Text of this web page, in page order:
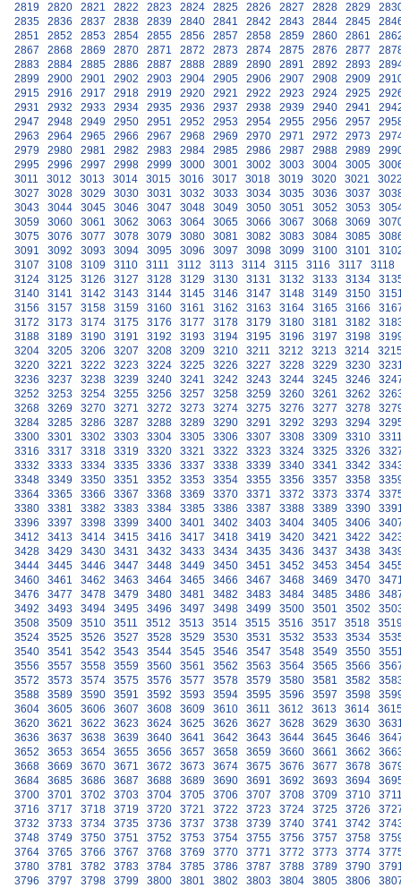
2819
2820 2821 2822 2823 2824 2825 2826 2827 2828 2829
2835
2836 2837 2838 2839 2840 2841 2842 2843 2844 2845
2851
2852 2853 2854 2855 2856 2857 2858 2859 2860 2861
2867
2868 2869 2870 2871 2872 2873 2874 2875 2876 2877
2883
2884 2885 2886 2887 2888 2889 2890 2891 2892 2893
2899
2900 2901 2902 2903 2904 2905 2906 2907 2908 2909
2915
2916 2917 2918 2919 2920 2921 2922 2923 2924 2925
2931
2932 2933 2934 2935 2936 2937 2938 2939 2940 2941
2947
2948 2949 2950 2951 2952 2953 2954 2955 2956 2957
2963
2964 2965 2966 2967 2968 2969 2970 2971 2972 2973
2979
2980 2981 2982 2983 2984 2985 2986 2987 2988 2989
2995
2996 2997 2998 2999 3000 3001 3002 3003 3004 3005
3011
3012 3013 3014 3015 3016 3017 3018 3019 3020 3021
3027
3028 3029 3030 3031 3032 3033 3034 3035 3036 3037
3043
3044 3045 3046 3047 3048 3049 3050 3051 3052 3053
3059
3060 3061 3062 3063 3064 3065 3066 3067 3068 3069
3075
3076 3077 3078 3079 3080 3081 3082 3083 3084 3085
3091
3092 3093 3094 3095 3096 3097 3098 3099 3100 3101
3107
3108 3109 3110 3111 3112 3113 3114 3115 3116 3117
3118
3124
3125 3126 3127 3128 3129 3130 3131 3132 3133 3134
3140
3141 3142 3143 3144 3145 3146 3147 3148 3149 3150
3156
3157 3158 3159 3160 3161 3162 3163 3164 3165 3166
3172
3173 3174 3175 3176 3177 3178 3179 3180 3181 3182
3188
3189 3190 3191 3192 3193 3194 3195 3196 3197 3198
3204
3205 3206 3207 3208 3209 3210 3211 3212 3213 3214
3220
3221 3222 3223 3224 3225 3226 3227 3228 3229 3230
3236
3237 3238 3239 3240 3241 3242 3243 3244 3245 3246
3252
3253 3254 3255 3256 3257 3258 3259 3260 3261 3262
3268
3269 3270 3271 3272 3273 3274 3275 3276 3277 3278
3284
3285 3286 3287 3288 3289 3290 3291 3292 3293 3294
3300
3301 3302 3303 3304 3305 3306 3307 3308 3309 3310
3316
3317 3318 3319 3320 3321 3322 3323 3324 3325 3326
3332
3333 3334 3335 3336 3337 3338 3339 3340 3341 3342
3348
3349 3350 3351 3352 3353 3354 3355 3356 3357 3358
3364
3365 3366 3367 3368 3369 3370 3371 3372 3373 3374
3380
3381 3382 3383 3384 3385 3386 3387 3388 3389 3390
3396
3397 3398 3399 3400 3401 3402 3403 3404 3405 3406
3412
3413 3414 3415 3416 3417 3418 3419 3420 3421 3422
3428
3429 3430 3431 3432 3433 3434 3435 3436 3437 3438
3444
3445 3446 3447 3448 3449 3450 3451 3452 3453 3454
3460
3461 3462 3463 3464 3465 3466 3467 3468 3469 3470
3476
3477 3478 3479 3480 3481 3482 3483 3484 3485 3486
3492
3493 3494 3495 3496 3497 3498 3499 3500 3501 3502
3508
3509 3510 3511 3512 3513 3514 3515 3516 3517 3518
3524
3525 3526 3527 3528 3529 3530 3531 3532 3533 3534
3540
3541 3542 3543 3544 3545 3546 3547 3548 3549 3550
3556
3557 3558 3559 3560 3561 3562 3563 3564 3565 3566
3572
3573 3574 3575 3576 3577 3578 3579 3580 3581 3582
3588
3589 3590 3591 3592 3593 3594 3595 3596 3597 3598
3604
3605 3606 3607 3608 3609 3610 3611 3612 3613 3614
3620
3621 3622 3623 3624 3625 3626 3627 3628 3629 3630
3636
3637 3638 3639 3640 3641 3642 3643 3644 3645 3646
3652
3653 3654 3655 3656 3657 3658 3659 3660 3661 3662
3668
3669 3670 3671 3672 3673 3674 3675 3676 3677 3678
3684
3685 3686 3687 3688 3689 3690 3691 3692 3693 3694
3700
3701 3702 3703 3704 3705 3706 3707 3708 3709 3710
3716
3717 3718 3719 3720 3721 3722 3723 3724 3725 3726
3732
3733 3734 3735 3736 3737 3738 3739 3740 3741 3742
3748
3749 3750 3751 3752 3753 3754 3755 3756 3757 3758
3764
3765 3766 3767 3768 3769 3770 3771 3772 3773 3774
3780
3781 3782 3783 3784 3785 3786 3787 3788 3789 3790
3796
3797 3798 3799 3800 3801 3802 3803 3804 3805 3806